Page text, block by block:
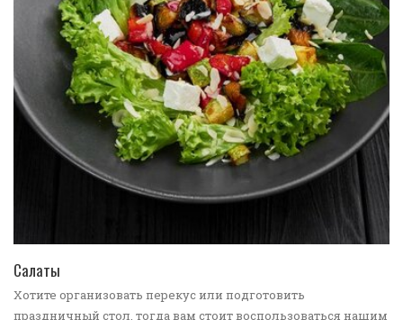
Салаты
Хотите организовать перекус или подготовить
праздничный стол, тогда вам стоит воспользоваться нашим